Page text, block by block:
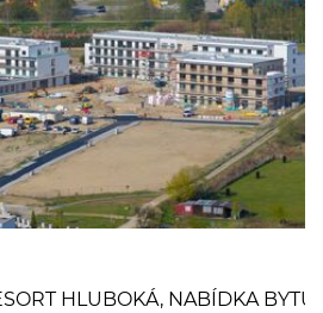
HLUBOKÁ, NABÍDKA BYTŮ